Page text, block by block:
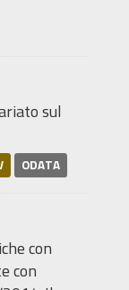
sul
ODATA
con
con